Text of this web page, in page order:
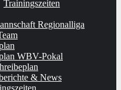
Trainingszeiten
Regionalliga
WBV-Pokal
& News